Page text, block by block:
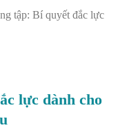
tập: Bí quyết đắc lực
lực dành cho